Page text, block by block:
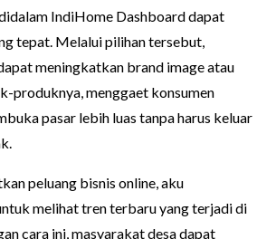
IndiHome Dashboard dapat
tepat. Melalui pilihan tersebut,
meningkatkan brand image atau
produknya, menggaet konsumen
pasar lebih luas tanpa harus keluar
peluang bisnis online, aku
melihat tren terbaru yang terjadi di
cara ini, masyarakat desa dapat